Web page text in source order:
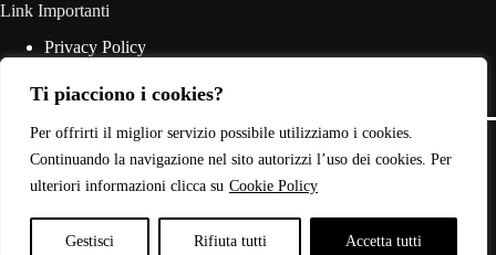
Ti piacciono i cookies?
Per offrirti il miglior servizio possibile utilizziamo i cookies.
Continuando la navigazione nel sito autorizzi l’uso dei cookies. Per
ulteriori informazioni clicca su Cookie Policy
Gestisci Rifiuta tutti Accetta tutti
Link Importanti
Privacy Policy
Termini & Condizioni
Contatti
© 2026 - Web Powered byDylog Italia S.p.A.